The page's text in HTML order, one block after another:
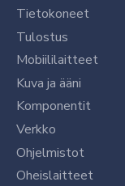
Tietokoneet
Tulostus
Mobiililaitteet
Kuva ja ääni
Komponentit
Verkko
Ohjelmistot
Oheislaitteet